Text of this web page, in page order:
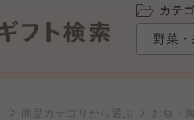
カテ
商品カテゴリから選ぶ お魚・